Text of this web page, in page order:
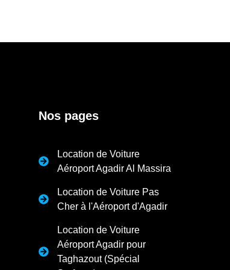
Nos pages
Location de Voiture
Aéroport Agadir Al Massira
Location de Voiture Pas
Cher à l'Aéroport d'Agadir
Location de Voiture
Aéroport Agadir pour
Taghazout (Spécial